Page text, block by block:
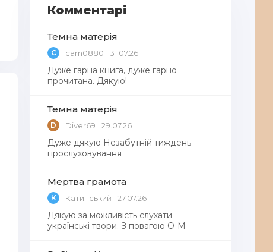
Комментарі
Темна матерія
C cam0880 31.07.26
Дуже гарна книга, дуже гарно
прочитана. Дякую!
Темна матерія
D Diver69 29.07.26
Дуже дякую Незабутній тиждень
прослуховування
Мертва грамота
К Катинський 27.07.26
Дякую за можливість слухати
українські твори. З повагою О-М